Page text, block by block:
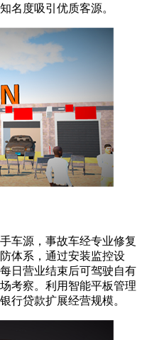
名度吸引优质客源。
车源，事故车经专业修复
体系，通过安装监控设
日营业结束后可驾驶自有
考察。利用智能平板管理
行贷款扩展经营规模。